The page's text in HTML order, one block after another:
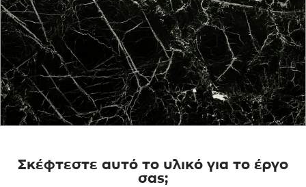
ΕΡΓΑ
ΕΦΑΡΜΟΓΕΣ
ΚΑΤΑΛΟΓΟΣ
BLOG
Σκέφτεστε αυτό το υλικό για το έργο
σας;